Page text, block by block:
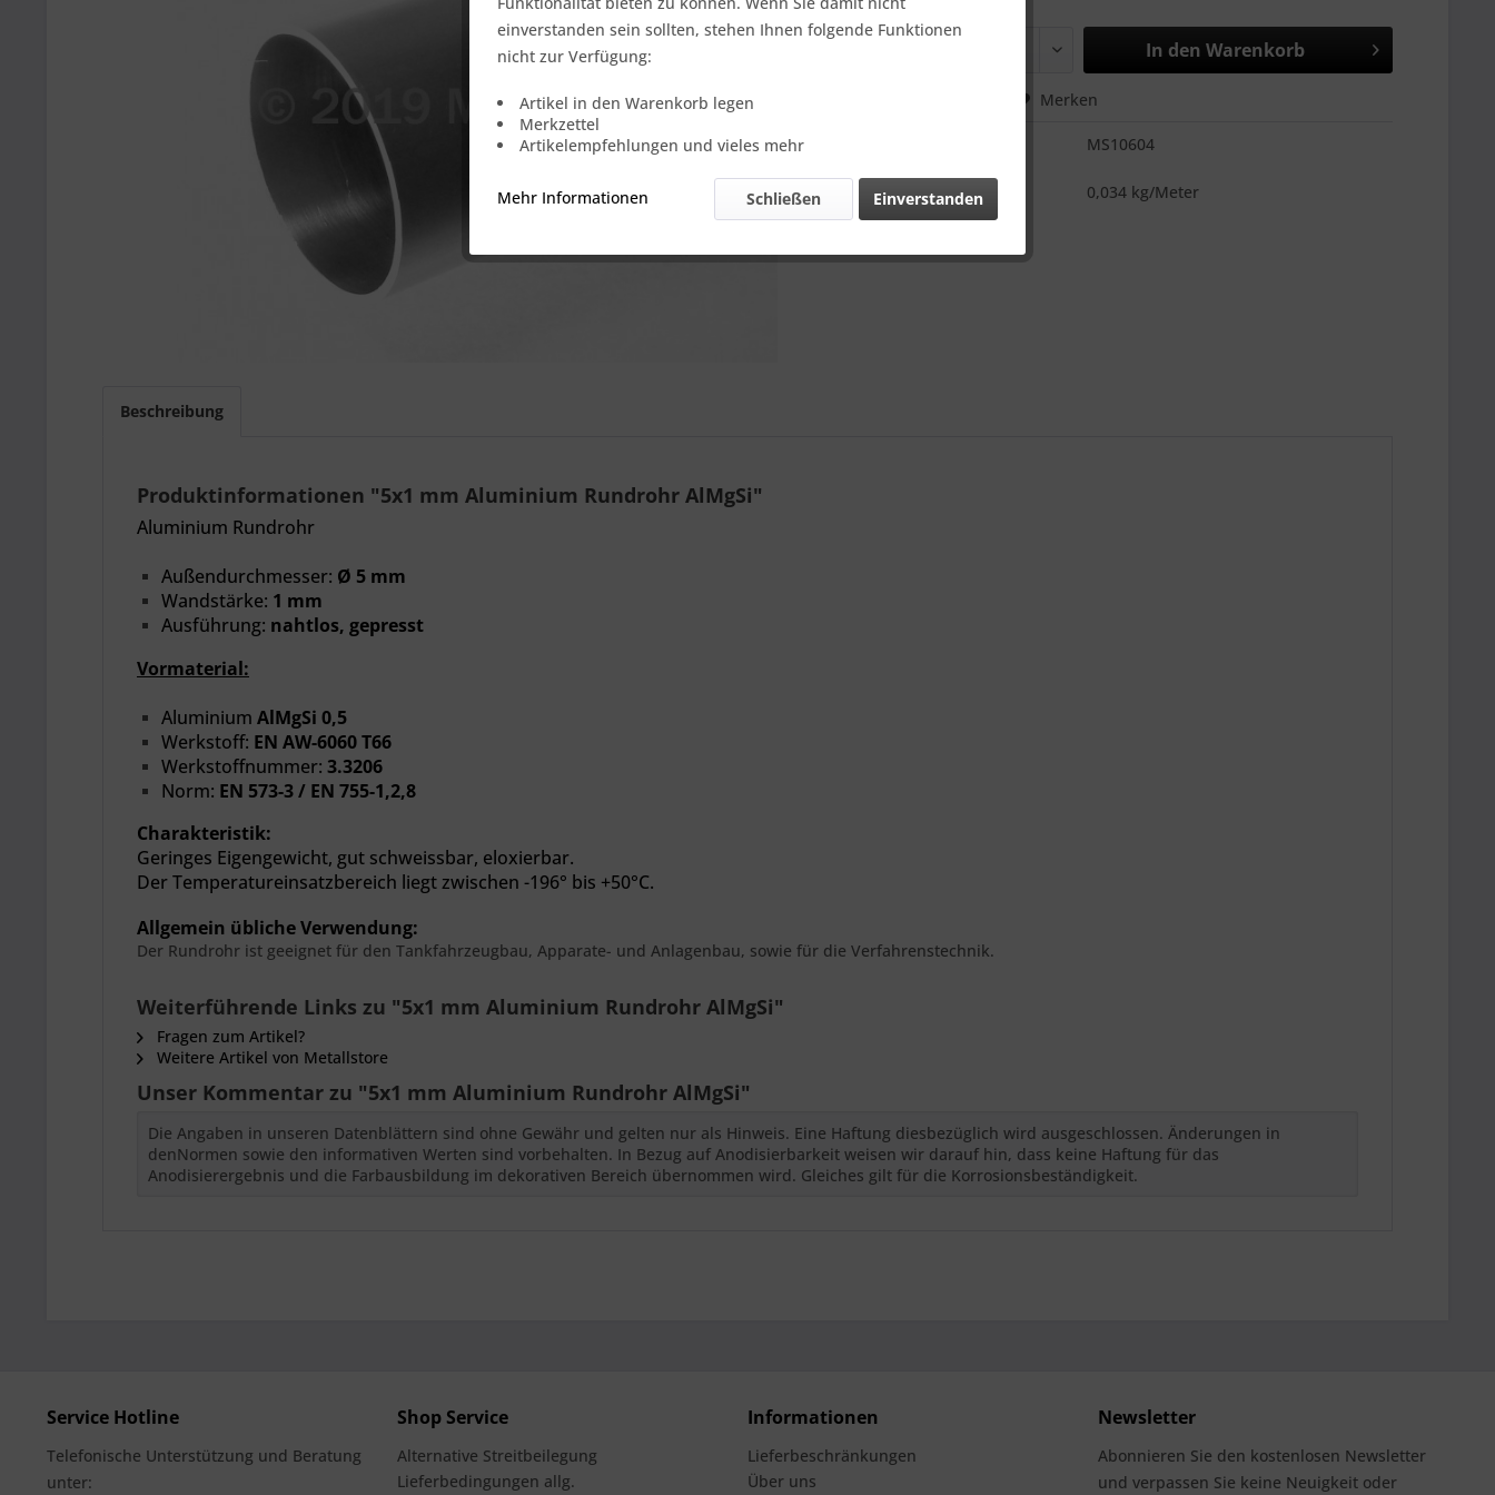
In den Warenkorb
Merken
MS10604
Gewicht::
0,034 kg/Meter
Beschreibung
Produktinformationen "5x1 mm Aluminium Rundrohr AlMgSi"
Aluminium Rundrohr
Außendurchmesser: Ø 5 mm
Wandstärke: 1 mm
Ausführung: nahtlos, gepresst
Vormaterial:
Aluminium AlMgSi 0,5
Werkstoff: EN AW-6060 T66
Werkstoffnummer: 3.3206
Norm: EN 573-3 / EN 755-1,2,8
Charakteristik:
Geringes Eigengewicht, gut schweissbar, eloxierbar.
DerTemperatureinsatzbereich liegt zwischen -196° bis +50°C.
Allgemein übliche Verwendung:
Der Rundrohr ist geeignet für den Tankfahrzeugbau, Apparate- und Anlagenbau, sowie für die Verfahrenstechnik.
Weiterführende Links zu "5x1 mm Aluminium Rundrohr AlMgSi"
Fragen zum Artikel?
Weitere Artikel von Metallstore
Unser Kommentar zu "5x1 mm Aluminium Rundrohr AlMgSi"
Die Angaben in unseren Datenblättern sind ohne Gewähr und gelten nur als Hinweis. Eine Haftung diesbezüglich wird ausgeschlossen. Änderungen in
denNormen sowie den informativen Werten sind vorbehalten. In Bezug auf Anodisierbarkeit weisen wir darauf hin, dass keine Haftung für das
Anodisierergebnis und die Farbausbildung im dekorativen Bereich übernommen wird. Gleiches gilt für die Korrosionsbeständigkeit.
Service Hotline
Telefonische Unterstützung und Beratung
unter:
Shop Service
Alternative Streitbeilegung
Lieferbedingungen allg.
Informationen
Lieferbeschränkungen
Über uns
Newsletter
Abonnieren Sie den kostenlosen Newsletter
und verpassen Sie keine Neuigkeit oder
einverstanden sein sollten, stehen Ihnen folgende Funktionen
nicht zur Verfügung:
Artikel in den Warenkorb legen
Merkzettel
Artikelempfehlungen und vieles mehr
Mehr Informationen Einverstanden
Schließen